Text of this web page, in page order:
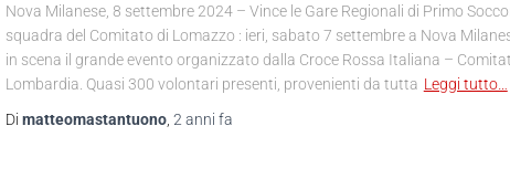
Nova Milanese, 8 settembre 2024 – Vince le Gare Regionali di Primo
squadra del Comitato di Lomazzo : ieri, sabato 7 settembre a Nova
in scena il grande evento organizzato dalla Croce Rossa Italiana –
Lombardia. Quasi 300 volontari presenti, provenienti da tutta Leggi tutto…
Di matteomastantuono, 2 anni fa